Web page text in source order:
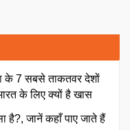
के 7 सबसे ताकतवर देशों
के लिए क्यों है खास
है?, जानें कहाँ पाए जाते हैं